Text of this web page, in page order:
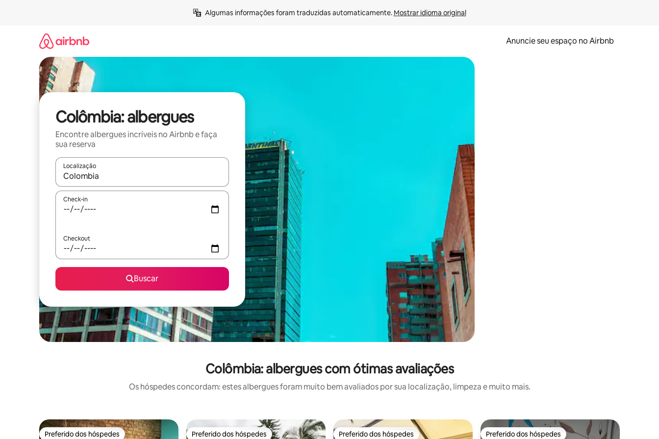
Algumas informações foram traduzidas automaticamente. Mostrar idioma original
Anuncie seu espaço no Airbnb
Colômbia: albergues
Encontre albergues incríveis no Airbnb e faça
sua reserva
Localização
Quando os resultados estiverem disponíveis, explore-os usando as seta para cima e para baixo do teclado ou tocando e deslizando o dedo na tela.
Check-in
Checkout
Buscar
Colômbia: albergues com ótimas avaliações
Os hóspedes concordam: estes albergues foram muito bem avaliados por sua localização, limpeza e muito mais.
Preferido dos hóspedes Preferido dos hóspedes Preferido dos hóspedes Preferido dos hóspedes